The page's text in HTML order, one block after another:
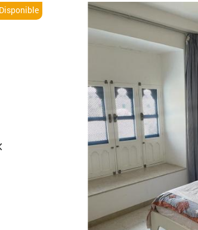
Disponible